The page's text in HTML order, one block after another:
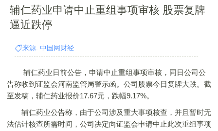
辅仁药业申请中止重组事项审核 股票复牌
逼近跌停
来源: 中国网财经
辅仁药业日前公告，申请中止重组事项审核，同日公司公
告称收到证监会河南监管局警示函。公司股票今日复牌大跌。截
至发稿，辅仁药业报价17.67元，跌幅9.17%。
辅仁药业公告称，由于公司涉及重大事项核查，并且暂时无
法估计核查所需时间，公司决定向证监会申请中止此次重组事项